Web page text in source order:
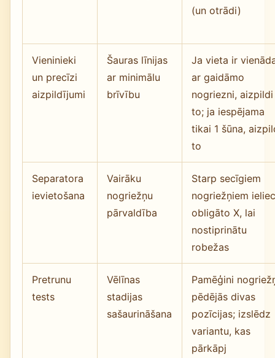
(un otrādi)
Vieninieki
un precīzi
aizpildījumi
Šauras līnijas
ar minimālu
brīvību
Ja vieta ir
ar gaidāmo
nogriezni, aizpildi
to; ja iespējama
tikai 1 šūna,
to
Separatora
ievietošana
Vairāku
nogriežņu
pārvaldība
Starp secīgiem
nogriežņiem
obligāto X, lai
nostiprinātu
robežas
Pretrunu
tests
Vēlīnas
stadijas
sašaurināšana
Pamēģini
pēdējās divas
pozīcijas; izslēdz
variantu, kas
pārkāpj